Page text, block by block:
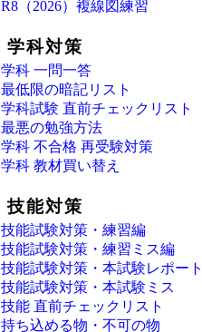
R8（2026）複線図練習
学科対策
学科 一問一答
最低限の暗記リスト
学科試験 直前チェックリスト
最悪の勉強方法
学科 不合格 再受験対策
学科 教材買い替え
技能対策
技能試験対策・練習編
技能試験対策・練習ミス編
技能試験対策・本試験レポート
技能試験対策・本試験ミス
技能 直前チェックリスト
持ち込める物・不可の物